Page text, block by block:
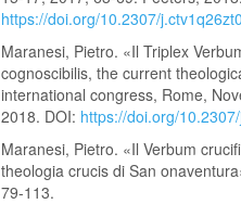
https://doi.org/10.2307/
Maranesi, Pietro. «Il Triplex
cognoscibilis, the current
international congress, Rome,
2018. DOI: https://doi.org/
Maranesi, Pietro. «Il Verbum
theologia crucis di San
79-113.